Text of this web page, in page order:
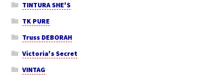
TINTURA SHE'S
TK PURE
Truss DEBORAH
Victoria's Secret
VINTAG